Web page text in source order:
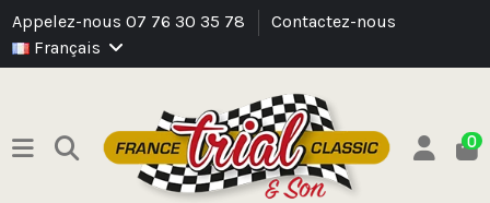
Appelez-nous 07 76 30 35 78
Contactez-nous
Français
0